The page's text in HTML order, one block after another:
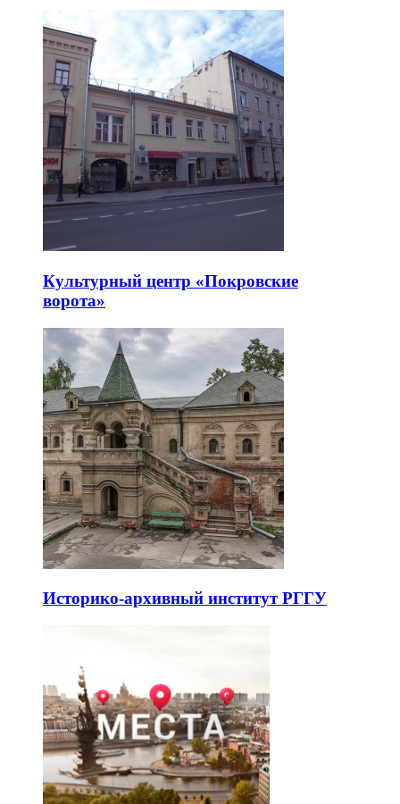
Культурный центр «Покровские
ворота»
Историко-архивный институт РГГУ